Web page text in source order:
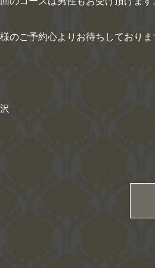
のご予約心よりお待ちしておりま